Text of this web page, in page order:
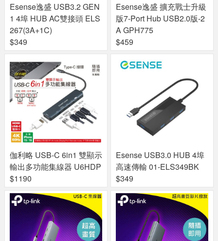
Esense逸盛 USB3.2 GEN
1 4埠 HUB AC雙接頭 ELS
267(3A+1C)
$349
Esense逸盛 擴充戰士升級
版7-Port Hub USB2.0版-2
A GPH775
$459
伽利略 USB-C 6in1 雙顯示
輸出多功能集線器 U6HDP
$1190
Esense USB3.0 HUB 4埠
高速傳輸 01-ELS349BK
$349